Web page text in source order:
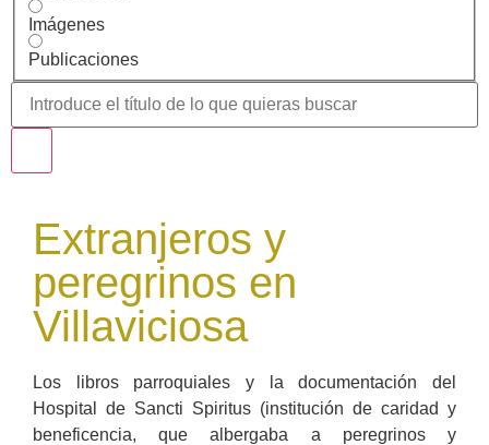
Imágenes
Publicaciones
Extranjeros y
peregrinos en
Villaviciosa
Los libros parroquiales y la documentación del
Hospital de Sancti Spiritus (institución de caridad y
beneficencia, que albergaba a peregrinos y